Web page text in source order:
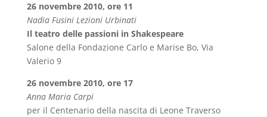
26 novembre 2010, ore 11
Nadia Fusini Lezioni Urbinati
Il teatro delle passioni in Shakespeare
Salone della Fondazione Carlo e Marise Bo, Via
Valerio 9
26 novembre 2010, ore 17
Anna Maria Carpi
per il Centenario della nascita di Leone Traverso